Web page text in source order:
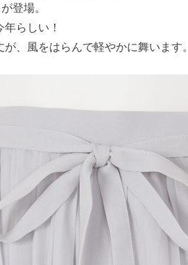
登場。
らしい！
、風をはらんで軽やかに舞います。